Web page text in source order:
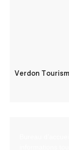
Verdon